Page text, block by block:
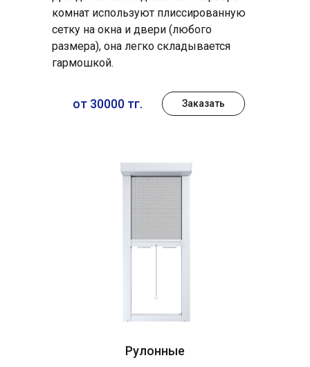
комнат используют плиссированную
сетку на окна и двери (любого
размера), она легко складывается
гармошкой.
от 30000 тг. Заказать
Рулонные